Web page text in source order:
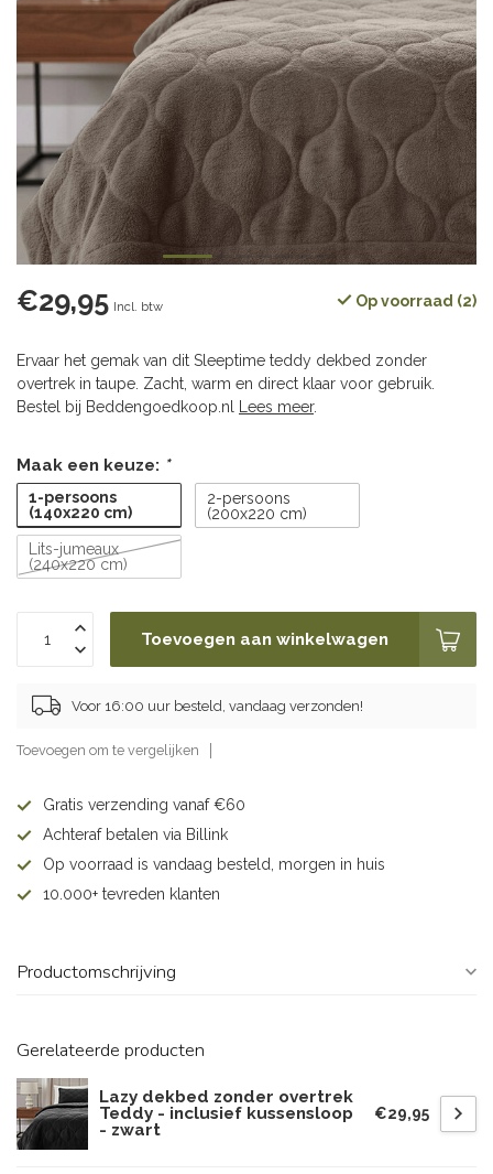
€29,95 Incl. btw Op voorraad (2)
Ervaar het gemak van dit Sleeptime teddy dekbed zonder
overtrek in taupe. Zacht, warm en direct klaar voor gebruik.
Bestel bij Beddengoedkoop.nl
Lees meer.
Maak een keuze: *
1-persoons
(140x220 cm)
2-persoons
(200x220 cm)
Lits-jumeaux
(240x220 cm)
Toevoegen aan winkelwagen
Voor 16:00 uur besteld, vandaag verzonden!
Toevoegen om te vergelijken
Gratis verzending vanaf €60
Achteraf betalen via Billink
Op voorraad is vandaag besteld, morgen in huis
10.000+ tevreden klanten
Productomschrijving
Gerelateerde producten
Lazy dekbed zonder overtrek
Teddy - inclusief kussensloop
- zwart
€29,95